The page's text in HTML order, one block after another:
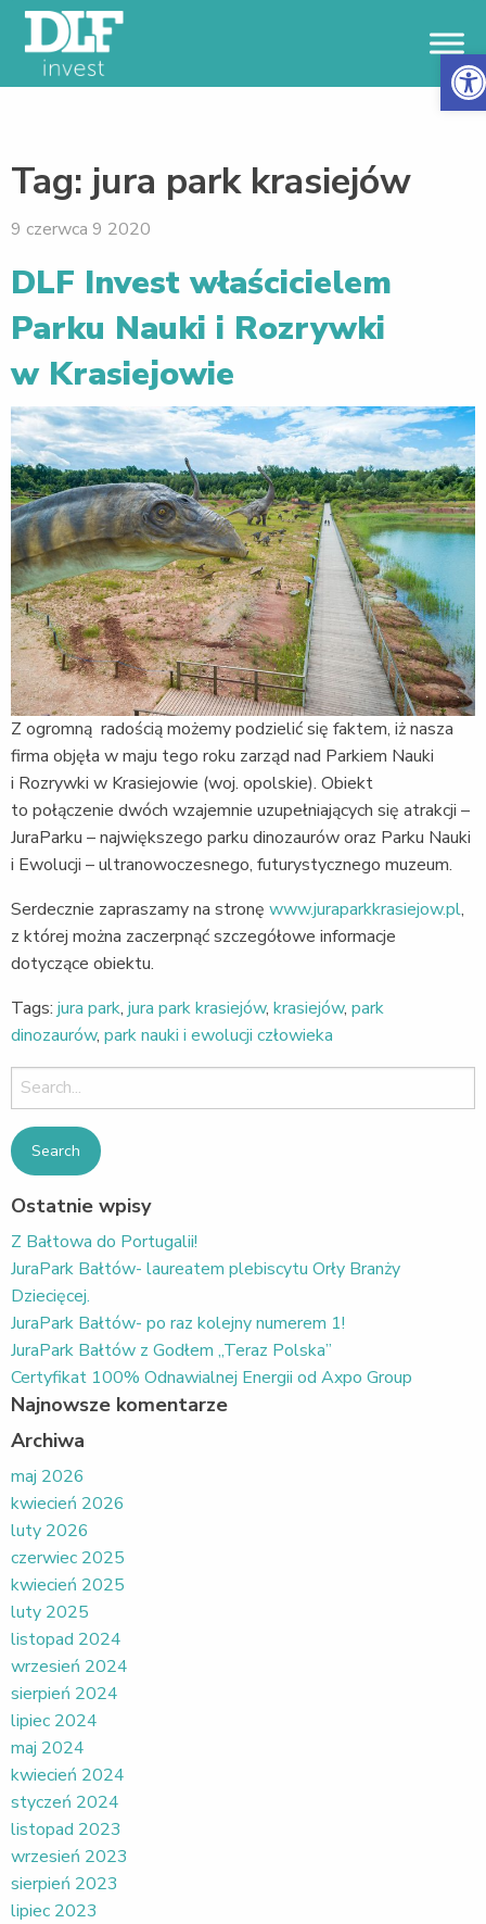
Tag: jura park krasiejów
9 czerwca 9 2020
DLF Invest właścicielem
Parku Nauki i Rozrywki
w Krasiejowie
Z ogromną radością możemy podzielić się faktem, iż nasza
firma objęła w maju tego roku zarząd nad Parkiem Nauki
i Rozrywki w Krasiejowie (woj. opolskie). Obiekt
to połączenie dwóch wzajemnie uzupełniających się atrakcji –
JuraParku – największego parku dinozaurów oraz Parku Nauki
i Ewolucji – ultranowoczesnego, futurystycznego muzeum.
Serdecznie zapraszamy na stronę www.juraparkkrasiejow.pl,
z której można zaczerpnąć szczegółowe informacje
dotyczące obiektu.
Tags: jura park, jura park krasiejów, krasiejów, park
dinozaurów, park nauki i ewolucji człowieka
Search
for:
Ostatnie wpisy
Z Bałtowa do Portugalii!
JuraPark Bałtów- laureatem plebiscytu Orły Branży
Dziecięcej.
JuraPark Bałtów- po raz kolejny numerem 1!
JuraPark Bałtów z Godłem „Teraz Polska”
Certyfikat 100% Odnawialnej Energii od Axpo Group
Najnowsze komentarze
Archiwa
maj 2026
kwiecień 2026
luty 2026
czerwiec 2025
kwiecień 2025
luty 2025
listopad 2024
wrzesień 2024
sierpień 2024
lipiec 2024
maj 2024
kwiecień 2024
styczeń 2024
listopad 2023
wrzesień 2023
sierpień 2023
lipiec 2023